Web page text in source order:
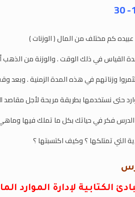
كم مختلف من المال ( الوزنات )
القياس في ذلك الوقت . والوزنة من
وزناتهم في هذه المدة الزمنية . وبعد
حتى نستخدمها بطريقة مريحة لأجل مقاصد
فكر في حياتك بكل ما تملك فيها
التي تمتلكها ؟ وكيف اكتسبتها ؟
الكتابية لإدارة الموارد